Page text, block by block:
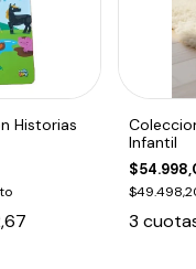
Historias
Infantil
3